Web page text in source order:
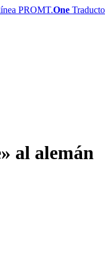
PROMT.One
al alemán